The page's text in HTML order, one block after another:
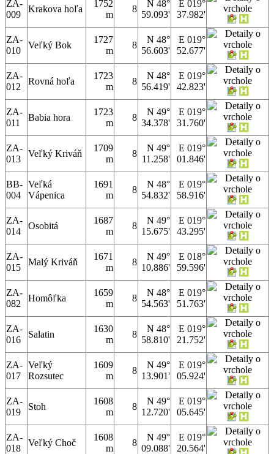
ZA-
009
Krakova hoľa
1752
m
8
N 48°
59.093'
E 019°
37.982'
ZA-
010
Veľký Bok
1727
m
8
N 48°
56.603'
E 019°
52.677'
ZA-
012
Rovná hoľa
1723
m
8
N 48°
56.419'
E 019°
42.823'
ZA-
011
Babia hora
1723
m
8
N 49°
34.378'
E 019°
31.760'
ZA-
013
Veľký Kriváň
1709
m
8
N 49°
11.258'
E 019°
01.846'
BB-
004
Veľká
Vápenica
1691
m
8
N 48°
54.832'
E 019°
58.916'
ZA-
014
Osobitá
1687
m
8
N 49°
15.675'
E 019°
43.295'
ZA-
015
Malý Kriváň
1671
m
8
N 49°
10.886'
E 018°
59.596'
ZA-
082
Homôľka
1659
m
8
N 48°
54.563'
E 019°
51.763'
ZA-
016
Salatin
1630
m
8
N 48°
58.810'
E 019°
21.752'
ZA-
017
Veľký
Rozsutec
1609
m
8
N 49°
13.901'
E 019°
05.924'
ZA-
019
Stoh
1608
m
8
N 49°
12.720'
E 019°
05.645'
ZA-
018
Veľký Choč
1608
m
8
N 49°
09.088'
E 019°
20.564'